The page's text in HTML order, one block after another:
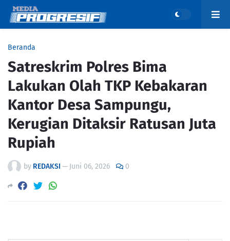
Beranda
Satreskrim Polres Bima
Lakukan Olah TKP Kebakaran
Kantor Desa Sampungu,
Kerugian Ditaksir Ratusan Juta
Rupiah
by REDAKSI — Juni 06, 2026 0